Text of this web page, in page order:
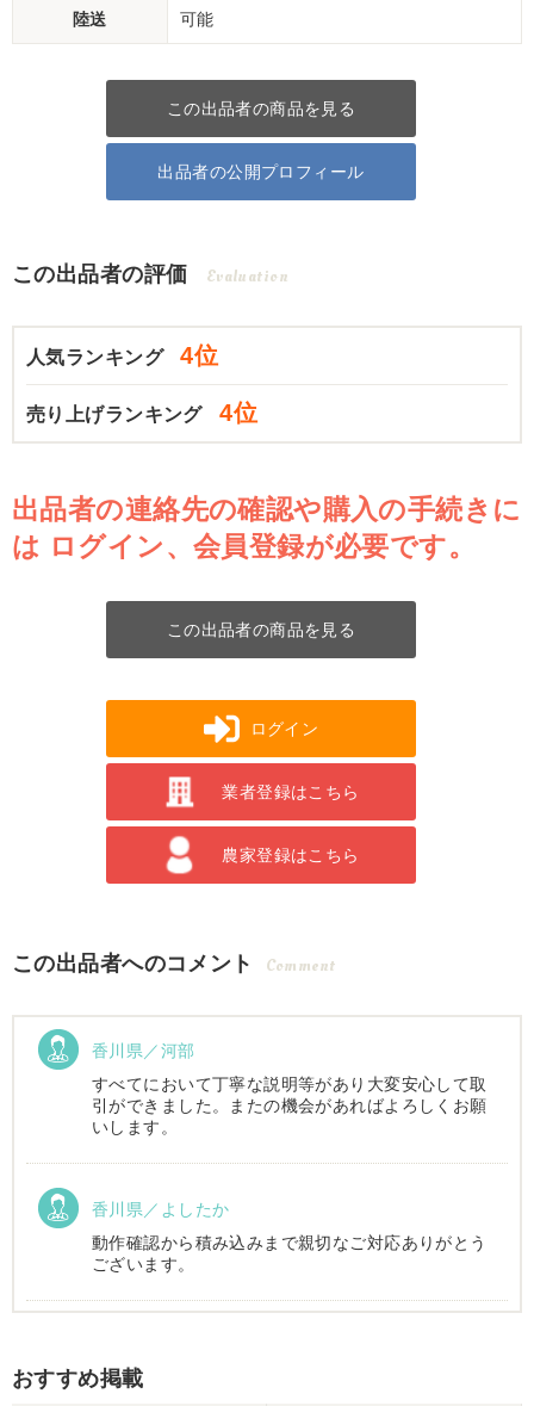
陸送 可能
この出品者の商品を見る
出品者の公開プロフィール
この出品者の評価 Evaluation
人気ランキング 4位
売り上げランキング 4位
出品者の連絡先の確認や購入の手続きに
は ログイン、会員登録が必要です。
この出品者の商品を見る
ログイン
業者登録はこちら
農家登録はこちら
この出品者へのコメント Comment
香川県／河部
すべてにおいて丁寧な説明等があり大変安心して取
引ができました。またの機会があればよろしくお願
いします。
香川県／よしたか
動作確認から積み込みまで親切なご対応ありがとう
ございます。
リピート購入させて頂きました。 ありがとうござい
おすすめ掲載